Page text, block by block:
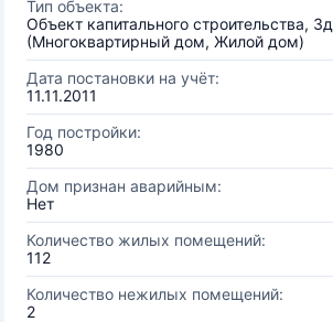
Тип объекта:
Объект капитального строительства,
(Многоквартирный дом, Жилой дом)
Дата постановки на учёт:
11.11.2011
Год постройки:
1980
Дом признан аварийным:
Нет
Количество жилых помещений:
112
Количество нежилых помещений:
2